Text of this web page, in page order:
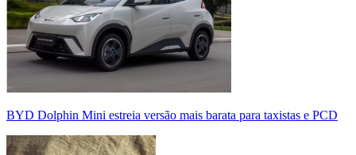
BYD Dolphin Mini estreia versão mais barata para taxistas e PCD